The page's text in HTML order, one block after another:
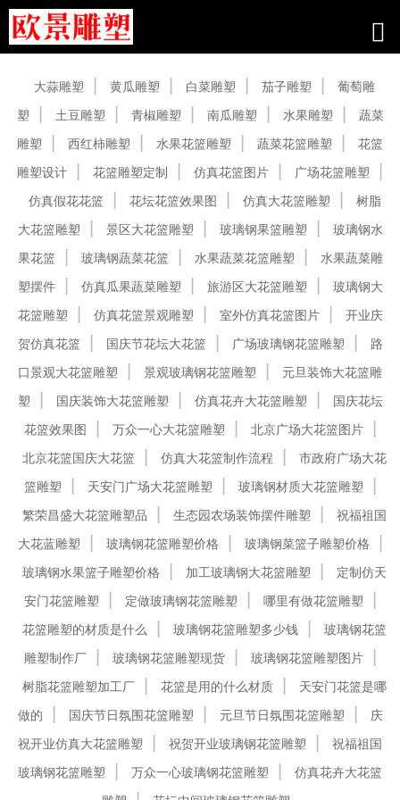
大蒜雕塑 黄瓜雕塑 白菜雕塑 茄子雕塑
葡萄雕
塑
土豆雕塑 青椒雕塑 南瓜雕塑 水果雕塑
蔬菜
雕塑
西红柿雕塑 水果花篮雕塑 蔬菜花篮雕塑
花篮
雕塑设计
花篮雕塑定制 仿真花篮图片
广场花篮雕塑
仿真假花花篮
花坛花篮效果图 仿真大花篮雕塑
树脂
大花篮雕塑
景区大花篮雕塑 玻璃钢果篮雕塑
玻璃钢水
果花篮
玻璃钢蔬菜花篮 水果蔬菜花篮雕塑
水果蔬菜雕
塑摆件
仿真瓜果蔬菜雕塑 旅游区大花篮雕塑
玻璃钢大
花篮雕塑
仿真花篮景观雕塑 室外仿真花篮图片
开业庆
贺仿真花篮
国庆节花坛大花篮 广场玻璃钢花篮雕塑
路
口景观大花篮雕塑
景观玻璃钢花篮雕塑
元旦装饰大花篮雕
塑
国庆装饰大花篮雕塑 仿真花卉大花篮雕塑
国庆花坛
花篮效果图
万众一心大花篮雕塑
北京广场大花篮图片
北京花篮国庆大花篮
仿真大花篮制作流程
市政府广场大花
篮雕塑
天安门广场大花篮雕塑
玻璃钢材质大花篮雕塑
繁荣昌盛大花篮雕塑品
生态园农场装饰摆件雕塑
祝福祖国
大花蓝雕塑
玻璃钢花篮雕塑价格
玻璃钢菜篮子雕塑价格
玻璃钢水果篮子雕塑价格
加工玻璃钢大花篮雕塑
定制仿天
安门花篮雕塑
定做玻璃钢花篮雕塑
哪里有做花篮雕塑
花篮雕塑的材质是什么
玻璃钢花篮雕塑多少钱
玻璃钢花篮
雕塑制作厂
玻璃钢花篮雕塑现货
玻璃钢花篮雕塑图片
树脂花篮雕塑加工厂
花篮是用的什么材质
天安门花篮是哪
做的
国庆节日氛围花篮雕塑 元旦节日氛围花篮雕塑
庆
祝开业仿真大花篮雕塑
祝贺开业玻璃钢花篮雕塑
祝福祖国
玻璃钢花篮雕塑
万众一心玻璃钢花篮雕塑
仿真花卉大花篮